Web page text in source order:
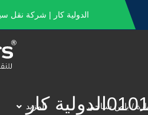
الدولية كار | شركة نقل
/ باص سياحي المزيد